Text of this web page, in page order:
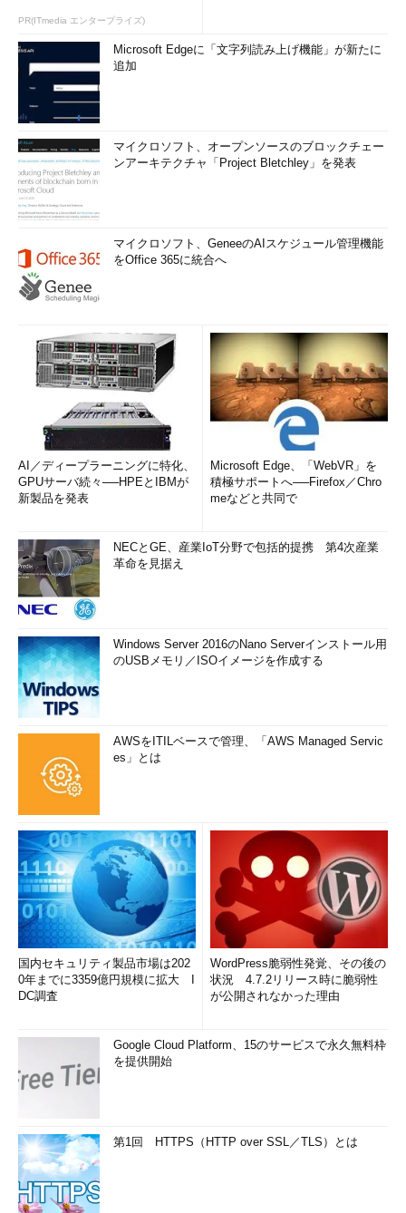
USB Standard-A（スタンダードA）
→ USB Standard-A（スタンダードA）コネクターの解説ページ
へ
USB Standard-A（スタンダードA）のコネクター
USB Standard-B（スタンダードB）
→ USB Standard-B（スタンダードB）コネクターの解説ページ
へ
USB Standard-B（スタンダードB）のコネクター
Thunderbolt（サンダーボルト）
PR(ITmedia エンタープライズ)
Microsoft Edgeに「文字列読み上げ機能」が新たに
追加
マイクロソフト、オープンソースのブロックチェー
ンアーキテクチャ「Project Bletchley」を発表
マイクロソフト、GeneeのAIスケジュール管理機能
をOffice 365に統合へ
AI／ディープラーニングに特化、
GPUサーバ続々──HPEとIBMが
新製品を発表
Microsoft Edge、「WebVR」を
積極サポートへ──Firefox／Chro
meなどと共同で
NECとGE、産業IoT分野で包括的提携 第4次産業
革命を見据え
Windows Server 2016のNano Serverインストール用
のUSBメモリ／ISOイメージを作成する
AWSをITILベースで管理、「AWS Managed Servic
es」とは
国内セキュリティ製品市場は202
0年までに3359億円規模に拡大 I
DC調査
WordPress脆弱性発覚、その後の
状況 4.7.2リリース時に脆弱性
が公開されなかった理由
Google Cloud Platform、15のサービスで永久無料枠
を提供開始
第1回 HTTPS（HTTP over SSL／TLS）とは